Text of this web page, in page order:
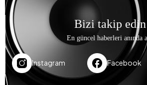
Bizi takip
En güncel haberleri anında
Instagram Facebook